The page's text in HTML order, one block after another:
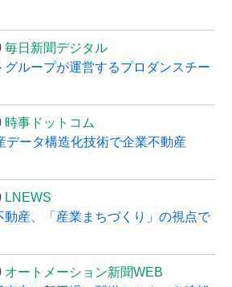
毎日新聞デジタル
ループが運営するプロダンスチー
時事ドットコム
データ構造化技術で企業不動産
LNEWS
動産、「産業まちづくり」の視点で
オートメーション新聞WEB